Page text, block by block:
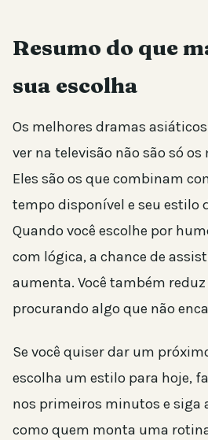
Resumo do que
sua escolha
Os melhores dramas
ver na televisão não são só
Eles são os que combinam
tempo disponível e seu estilo
Quando você escolhe por
com lógica, a chance de
aumenta. Você também
procurando algo que não
Se você quiser dar um
escolha um estilo para hoje,
nos primeiros minutos e siga
como quem monta uma